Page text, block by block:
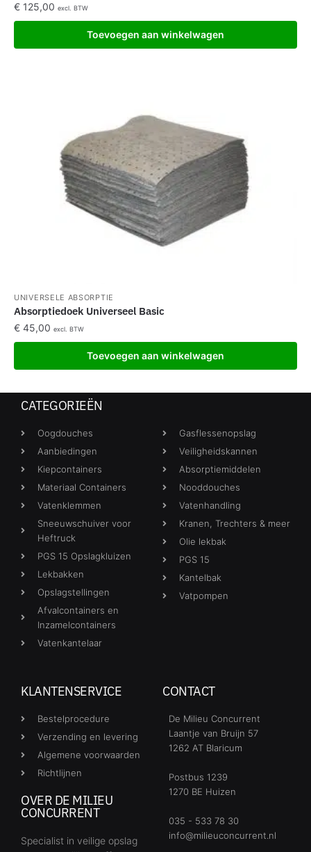
€ 125,00 excl. BTW
Toevoegen aan winkelwagen
UNIVERSELE ABSORPTIE
Absorptiedoek Universeel Basic
€ 45,00 excl. BTW
Toevoegen aan winkelwagen
CATEGORIEËN
Oogdouches
Aanbiedingen
Kiepcontainers
Materiaal Containers
Vatenklemmen
Sneeuwschuiver voor
Heftruck
PGS 15 Opslagkluizen
Lekbakken
Opslagstellingen
Afvalcontainers en
Inzamelcontainers
Vatenkantelaar
Gasflessenopslag
Veiligheidskannen
Absorptiemiddelen
Nooddouches
Vatenhandling
Kranen, Trechters & meer
Olie lekbak
PGS 15
Kantelbak
Vatpompen
KLANTENSERVICE
Bestelprocedure
Verzending en levering
Algemene voorwaarden
Richtlijnen
OVER DE MILIEU
CONCURRENT
Specialist in veilige opslag
CONTACT
De Milieu Concurrent
Laantje van Bruijn 57
1262 AT Blaricum
Postbus 1239
1270 BE Huizen
035 - 533 78 30
info@milieuconcurrent.nl